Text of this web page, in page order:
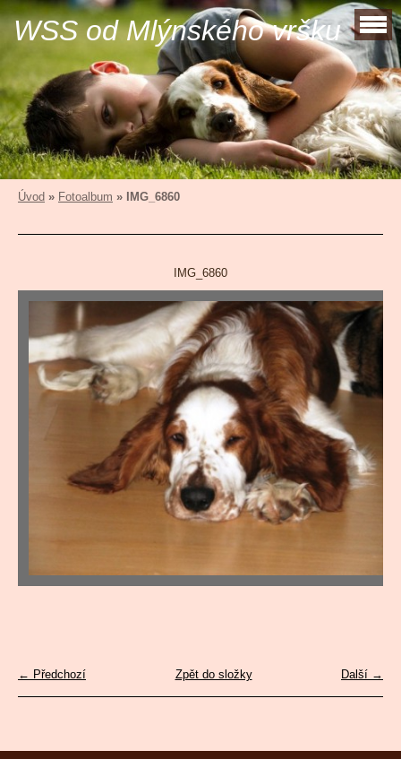
WSS od Mlýnského vršku
Úvod » Fotoalbum » IMG_6860
IMG_6860
← Předchozí Další →
Zpět do složky